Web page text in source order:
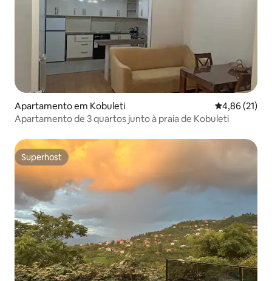
Apartamento em Kobuleti Classificação
4,86 (21)
Apartamento de 3 quartos junto à praia de Kobuleti
Superhost
Superhost